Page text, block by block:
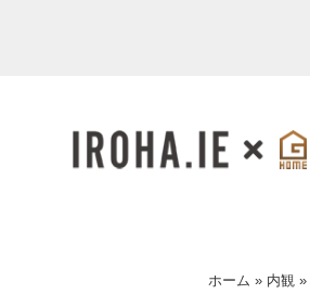
ホーム » 内観 »